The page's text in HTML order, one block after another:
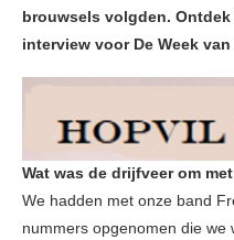
brouwsels volgden.
interview voor De Week
Wat was de drijfveer om
We hadden met onze band
nummers opgenomen die we